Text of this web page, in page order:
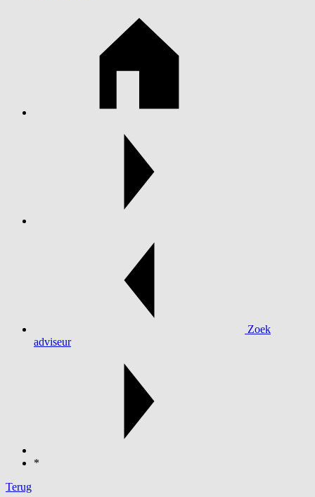
Zoek
adviseur
*
Terug